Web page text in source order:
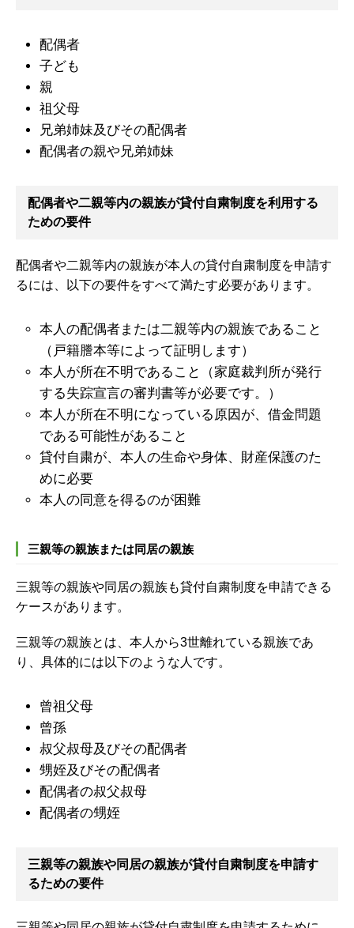
配偶者
子ども
親
祖父母
兄弟姉妹及びその配偶者
配偶者の親や兄弟姉妹
配偶者や二親等内の親族が貸付自粛制度を利用する
ための要件
配偶者や二親等内の親族が本人の貸付自粛制度を申請す
るには、以下の要件をすべて満たす必要があります。
本人の配偶者または二親等内の親族であること
（戸籍謄本等によって証明します）
本人が所在不明であること（家庭裁判所が発行
する失踪宣言の審判書等が必要です。）
本人が所在不明になっている原因が、借金問題
である可能性があること
貸付自粛が、本人の生命や身体、財産保護のた
めに必要
本人の同意を得るのが困難
三親等の親族または同居の親族
三親等の親族や同居の親族も貸付自粛制度を申請できる
ケースがあります。
三親等の親族とは、本人から3世離れている親族であ
り、具体的には以下のような人です。
曾祖父母
曾孫
叔父叔母及びその配偶者
甥姪及びその配偶者
配偶者の叔父叔母
配偶者の甥姪
三親等の親族や同居の親族が貸付自粛制度を申請す
るための要件